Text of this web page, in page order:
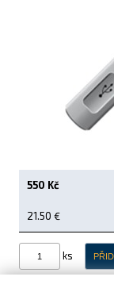
550 Kč
21.50 €
ks